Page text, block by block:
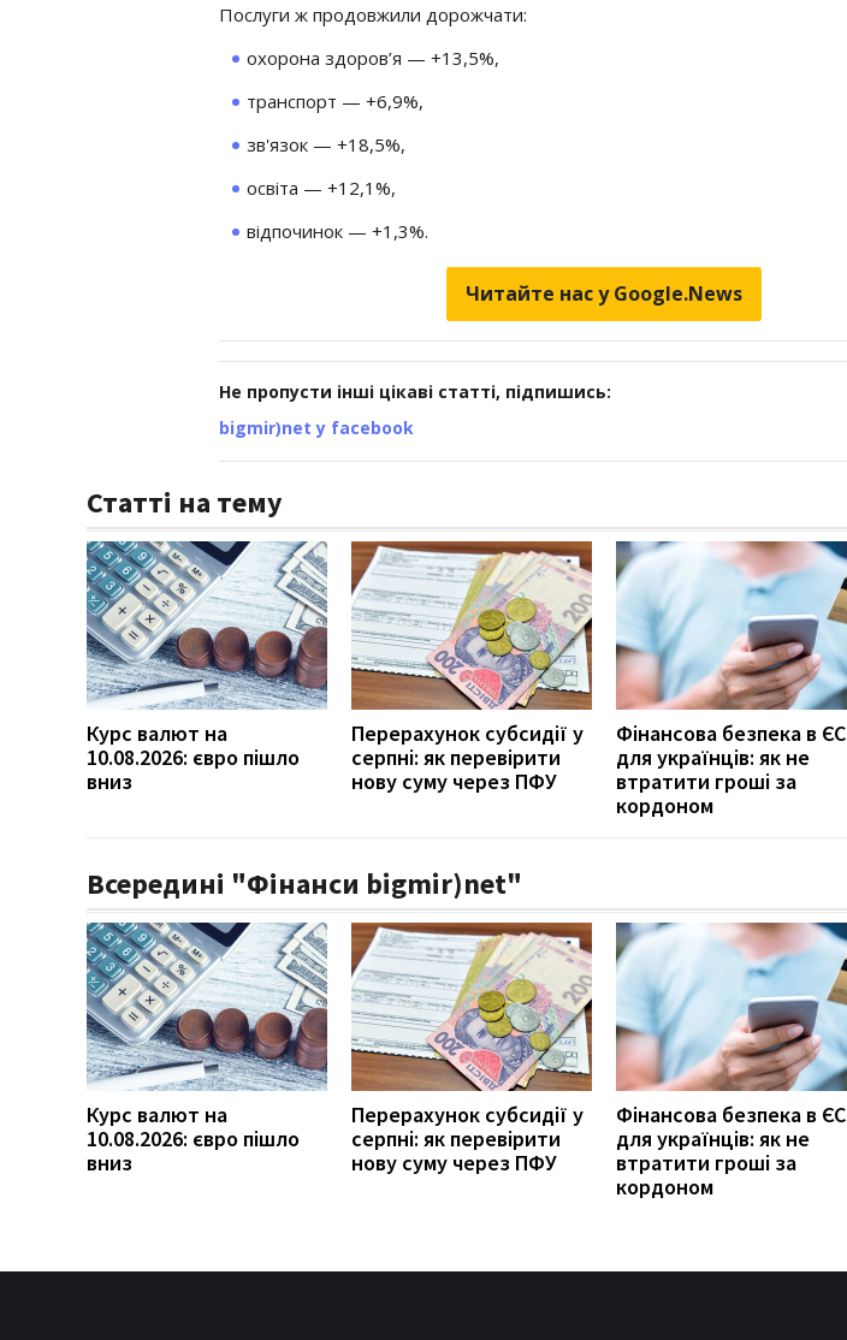
Послуги ж продовжили дорожчати:
охорона здоров’я — +13,5%,
транспорт — +6,9%,
зв'язок — +18,5%,
освіта — +12,1%,
відпочинок — +1,3%.
Читайте нас у Google.News
Не пропусти інші цікаві статті, підпишись:
bigmir)net у facebook
Статті на тему
Курс валют на
10.08.2026: євро пішло
вниз
Перерахунок субсидії у
серпні: як перевірити
нову суму через ПФУ
Фінансова безпека в ЄС
для українців: як не
втратити гроші за
кордоном
Всередині "Фінанси bigmir)net"
Курс валют на
10.08.2026: євро пішло
вниз
Перерахунок субсидії у
серпні: як перевірити
нову суму через ПФУ
Фінансова безпека в ЄС
для українців: як не
втратити гроші за
кордоном